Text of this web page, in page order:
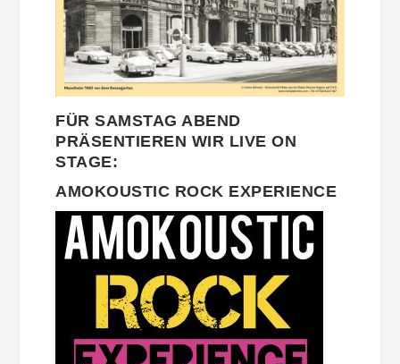
FÜR SAMSTAG ABEND
PRÄSENTIEREN WIR LIVE ON
STAGE:
AMOKOUSTIC ROCK EXPERIENCE